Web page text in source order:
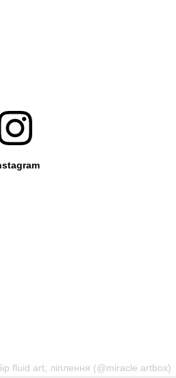
fluid art, ліплення (@miracle.artbox)